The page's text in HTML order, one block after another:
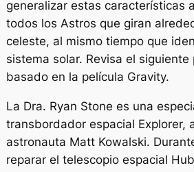
generalizar estas características
todos los Astros que giran
celeste, al mismo tiempo que
sistema solar. Revisa el
basado en la película Gravity.
La Dra. Ryan Stone es una
transbordador espacial Explorer,
astronauta Matt Kowalski.
reparar el telescopio espacial